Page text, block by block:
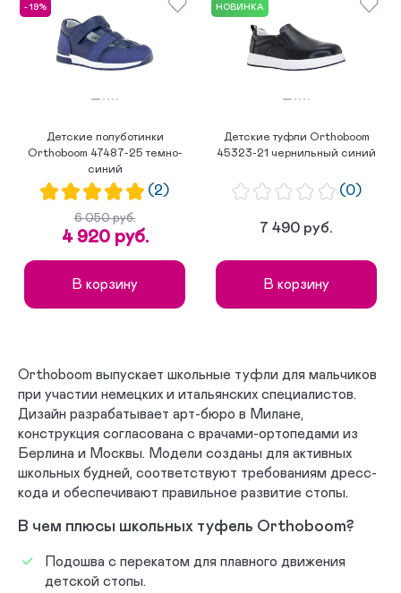
по убыванию цены
по возрастанию цены
- 19%
Детские полуботинки
Orthoboom 47487-25 темно-
синий
(2)
6 050 руб.
4 920 руб.
В корзину
НОВИНКА
Детские туфли Orthoboom
45323-21 чернильный синий
(0)
7 490 руб.
В корзину
Orthoboom выпускает школьные туфли для мальчиков
при участии немецких и итальянских специалистов.
Дизайн разрабатывает арт-бюро в Милане,
конструкция согласована с врачами-ортопедами из
Берлина и Москвы. Модели созданы для активных
школьных будней, соответствуют требованиям дресс-
кода и обеспечивают правильное развитие стопы.
В чем плюсы школьных туфель Orthoboom?
Подошва с перекатом для плавного движения
детской стопы.